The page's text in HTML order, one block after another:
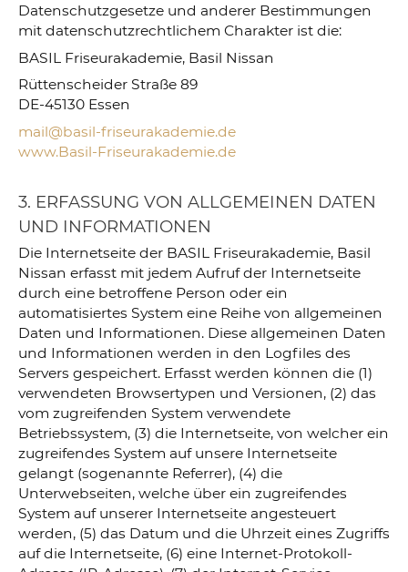
Datenschutzgesetze und anderer Bestimmungen
mit datenschutzrechtlichem Charakter ist die:
BASIL Friseurakademie, Basil Nissan
Rüttenscheider Straße 89
DE-45130 Essen
mail@basil-friseurakademie.de
www.Basil-Friseurakademie.de
3. ERFASSUNG VON ALLGEMEINEN DATEN
UND INFORMATIONEN
Die Internetseite der BASIL Friseurakademie, Basil
Nissan erfasst mit jedem Aufruf der Internetseite
durch eine betroffene Person oder ein
automatisiertes System eine Reihe von allgemeinen
Daten und Informationen. Diese allgemeinen Daten
und Informationen werden in den Logfiles des
Servers gespeichert. Erfasst werden können die (1)
verwendeten Browsertypen und Versionen, (2) das
vom zugreifenden System verwendete
Betriebssystem, (3) die Internetseite, von welcher ein
zugreifendes System auf unsere Internetseite
gelangt (sogenannte Referrer), (4) die
Unterwebseiten, welche über ein zugreifendes
System auf unserer Internetseite angesteuert
werden, (5) das Datum und die Uhrzeit eines Zugriffs
auf die Internetseite, (6) eine Internet-Protokoll-